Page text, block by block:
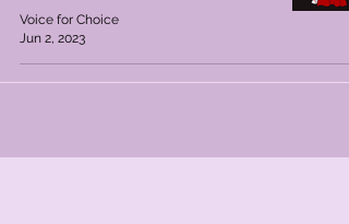
Voice for Choice
Jun 2, 2023